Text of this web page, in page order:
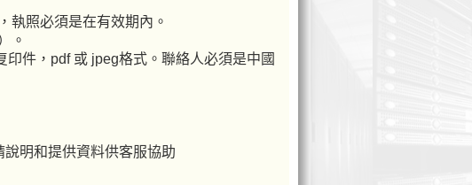
執照必須是在有效期內。
。
件，pdf 或 jpeg格式。聯絡人必須是中國
明和提供資料供客服協助